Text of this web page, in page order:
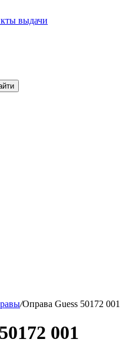
выдачи
/Оправа Guess 50172 001
001